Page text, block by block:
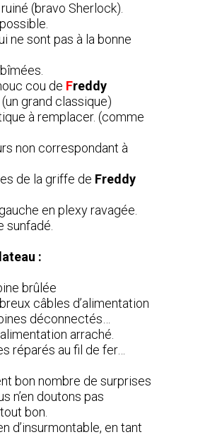
(bravo Sherlock).
ne sont pas à la bonne
cou de Freddy
grand classique)
à remplacer. (comme
non correspondant à
de la griffe de Freddy
en plexy ravagée.
sunfadé.
:
brûlée
câbles d’alimentation
déconnectés…
arraché.
réparés au fil de fer…
bon nombre de surprises
n’en doutons pas
bon.
d’insurmontable, en tant